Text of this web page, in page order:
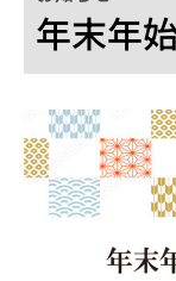
年末年